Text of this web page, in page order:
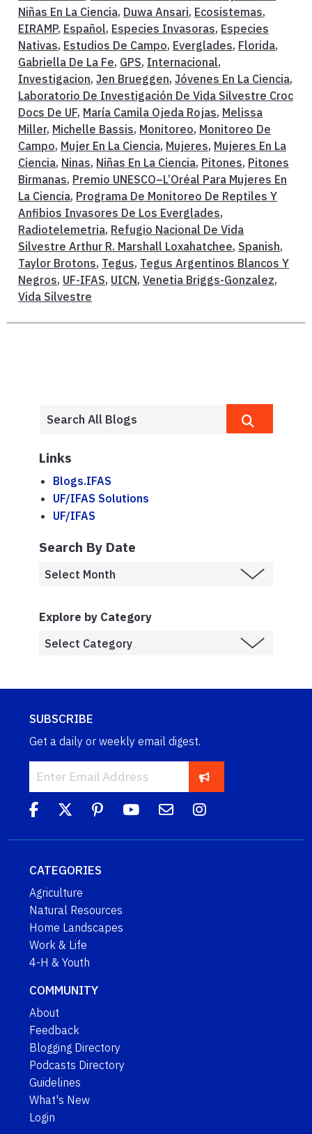
Niñas En La Ciencia, Duwa Ansari, Ecosistemas,
EIRAMP, Español, Especies Invasoras, Especies
Nativas, Estudios De Campo, Everglades, Florida,
Gabriella De La Fe, GPS, Internacional,
Investigacion, Jen Brueggen, Jóvenes En La Ciencia,
Laboratorio De Investigación De Vida Silvestre Croc
Docs De UF, María Camila Ojeda Rojas, Melissa
Miller, Michelle Bassis, Monitoreo, Monitoreo De
Campo, Mujer En La Ciencia, Mujeres, Mujeres En La
Ciencia, Ninas, Niñas En La Ciencia, Pitones, Pitones
Birmanas, Premio UNESCO–L’Oréal Para Mujeres En
La Ciencia, Programa De Monitoreo De Reptiles Y
Anfibios Invasores De Los Everglades,
Radiotelemetria, Refugio Nacional De Vida
Silvestre Arthur R. Marshall Loxahatchee, Spanish,
Taylor Brotons, Tegus, Tegus Argentinos Blancos Y
Negros, UF-IFAS, UICN, Venetia Briggs-Gonzalez,
Vida Silvestre
Links
Blogs.IFAS
UF/IFAS Solutions
UF/IFAS
Search By Date
Explore by Category
SUBSCRIBE
Get a daily or weekly email digest.
CATEGORIES
Agriculture
Natural Resources
Home Landscapes
Work & Life
4-H & Youth
COMMUNITY
About
Feedback
Blogging Directory
Podcasts Directory
Guidelines
What's New
Login